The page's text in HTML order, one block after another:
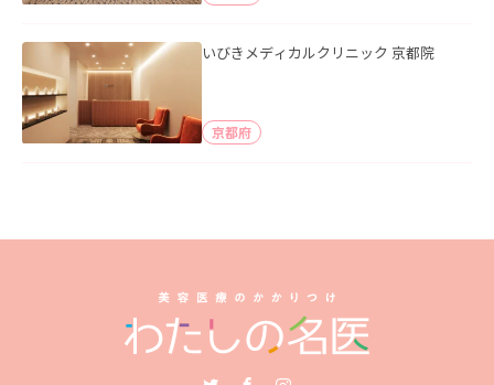
いびきメディカルクリニック 京都院
京都府